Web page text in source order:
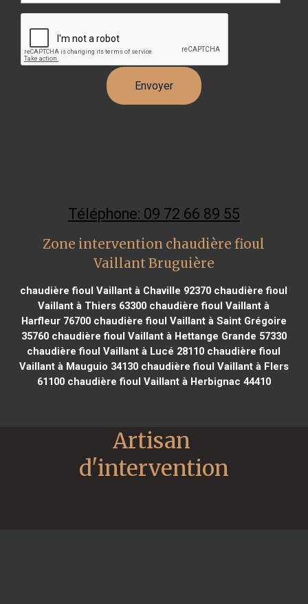
Téléphone: 09 72 66 89 55
Zone intervention chaudière fioul
Vaillant Bruguière
chaudière fioul Vaillant à Chaville 92370 chaudière fioul
Vaillant à Thiers 63300 chaudière fioul Vaillant à
Harfleur 76700chaudière fioul Vaillant à Saint Grégoire
35760chaudière fioul Vaillant à Hettange Grande 57330
chaudière fioul Vaillant à Lucé 28110 chaudière fioul
Vaillant à Mauguio 34130chaudière fioul Vaillant à Flers
61100chaudière fioul Vaillant à Herbignac 44410
Artisan
d'intervention